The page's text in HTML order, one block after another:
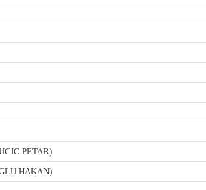
PETAR)
HAKAN)